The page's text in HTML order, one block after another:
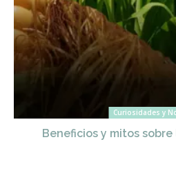
Curiosidades y
Beneficios y mitos